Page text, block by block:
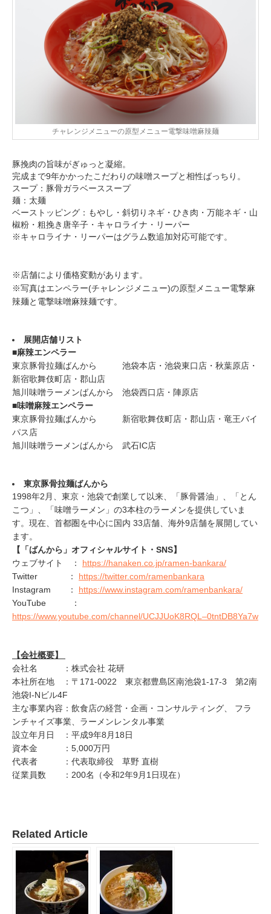
チャレンジメニューの原型メニュー電撃味噌麻辣麺
豚挽肉の旨味がぎゅっと凝縮。
完成まで9年かかったこだわりの味噌スープと相性ばっちり。
スープ：豚骨ガラベーススープ
麺：太麺
ベーストッピング：もやし・斜切りネギ・ひき肉・万能ネギ・山
椒粉・粗挽き唐辛子・キャロライナ・リーパー
※キャロライナ・リーパーはグラム数追加対応可能です。
※店舗により価格変動があります。
※写真はエンペラー(チャレンジメニュー)の原型メニュー電撃麻
辣麺と電撃味噌麻辣麺です。
展開店舗リスト
■麻辣エンペラー
東京豚骨拉麺ばんから 池袋本店・池袋東口店・秋葉原店・
新宿歌舞伎町店・郡山店
旭川味噌ラーメンばんから 池袋西口店・陣原店
■味噌麻辣エンペラー
東京豚骨拉麺ばんから 新宿歌舞伎町店・郡山店・竜王バイ
パス店
旭川味噌ラーメンばんから 武石IC店
東京豚骨拉麺ばんから
1998年2月、東京・池袋で創業して以来、「豚骨醤油」、「とん
こつ」、「味噌ラーメン」の3本柱のラーメンを提供していま
す。現在、首都圏を中心に国内 33店舗、海外9店舗を展開してい
ます。
【「ばんから」オフィシャルサイト・SNS】
ウェブサイト ： https://hanaken.co.jp/ramen-bankara/
Twitter ： https://twitter.com/ramenbankara
Instagram ： https://www.instagram.com/ramenbankara/
YouTube ：
https://www.youtube.com/channel/UCJJUoK8RQL–0tntDB8Ya7w
【会社概要】
会社名 ：株式会社 花研
本社所在地 ：〒171-0022 東京都豊島区南池袋1-17-3 第2南
池袋I-Nビル4F
主な事業内容：飲食店の経営・企画・コンサルティング、 フラ
ンチャイズ事業、ラーメンレンタル事業
設立年月日 ：平成9年8月18日
資本金 ：5,000万円
代表者 ：代表取締役 草野 直樹
従業員数 ：200名（令和2年9月1日現在）
Related Article